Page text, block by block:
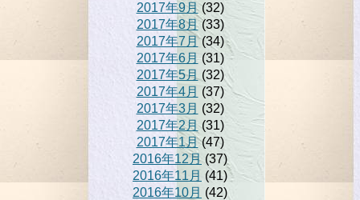
2017年9月(32)
2017年8月(33)
2017年7月(34)
2017年6月(31)
2017年5月 (32)
2017年4月 (37)
2017年3月 (32)
2017年2月 (31)
2017年1月(47)
2016年12月 (37)
2016年11月 (41)
2016年10月 (42)